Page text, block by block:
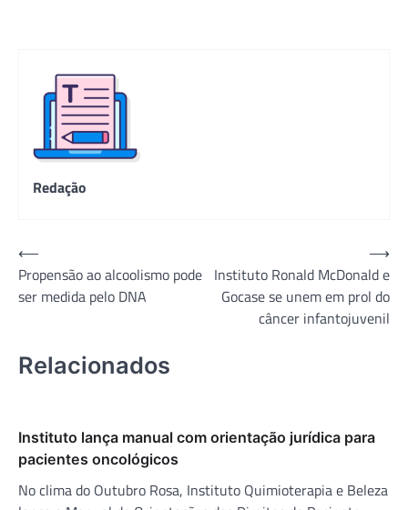
Redação
Navegação
de
Post
⟵
Propensão ao alcoolismo pode
ser medida pelo DNA
Instituto Ronald McDonald e
Gocase se unem em prol do
câncer infantojuvenil
⟶
Relacionados
Instituto lança manual com orientação jurídica para
pacientes oncológicos
No clima do Outubro Rosa, Instituto Quimioterapia e Beleza